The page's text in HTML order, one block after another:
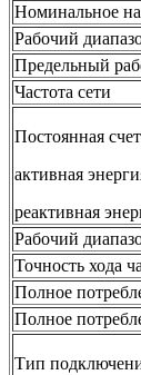
Номинальное
Рабочий
Предельный
Частота сети
Постоянная
активная
реактивная
Рабочий
Точность хода
Полное
Полное
Тип